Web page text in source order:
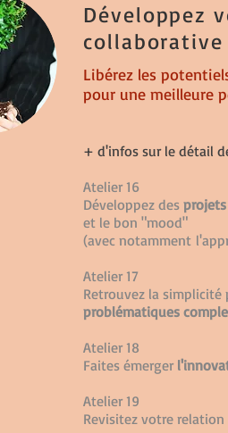
Développez
collaborative
Libérez les
pour une meilleure
+ d'infos sur le détail
Atelier 16
Développez des projets
et le bon "mood"
(avec notamment
Atelier 17
Retrouvez la simplicité
problématiques
Atelier 18
Faites émerger
Atelier 19
Revisitez votre relation